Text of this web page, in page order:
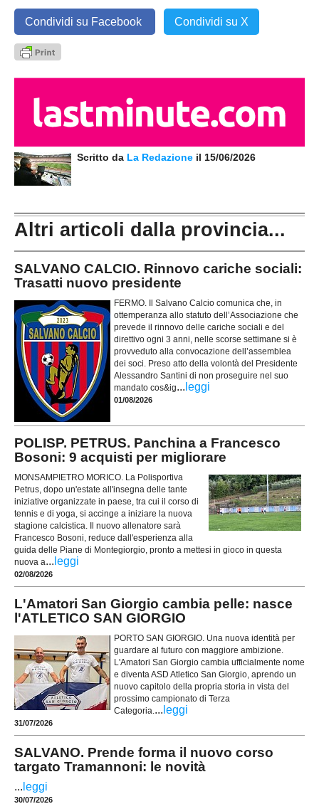
Condividi su Facebook Condividi su X
Scritto da La Redazione il 15/06/2026
Altri articoli dalla provincia...
SALVANO CALCIO. Rinnovo cariche sociali:
Trasatti nuovo presidente
FERMO. Il Salvano Calcio comunica che, in
ottemperanza allo statuto dell’Associazione che
prevede il rinnovo delle cariche sociali e del
direttivo ogni 3 anni, nelle scorse settimane si è
provveduto alla convocazione dell’assemblea
dei soci. Preso atto della volontà del Presidente
Alessandro Santini di non proseguire nel suo
mandato cos&ig... leggi
01/08/2026
POLISP. PETRUS. Panchina a Francesco
Bosoni: 9 acquisti per migliorare
MONSAMPIETRO MORICO. La Polisportiva
Petrus, dopo un'estate all'insegna delle tante
iniziative organizzate in paese, tra cui il corso di
tennis e di yoga, si accinge a iniziare la nuova
stagione calcistica. Il nuovo allenatore sarà
Francesco Bosoni, reduce dall'esperienza alla
guida delle Piane di Montegiorgio, pronto a mettesi in gioco in questa
nuova a... leggi
02/08/2026
L'Amatori San Giorgio cambia pelle: nasce
l'ATLETICO SAN GIORGIO
PORTO SAN GIORGIO. Una nuova identità per
guardare al futuro con maggiore ambizione.
L'Amatori San Giorgio cambia ufficialmente nome
e diventa ASD Atletico San Giorgio, aprendo un
nuovo capitolo della propria storia in vista del
prossimo campionato di Terza
Categoria.... leggi
31/07/2026
SALVANO. Prende forma il nuovo corso
targato Tramannoni: le novità
... leggi
30/07/2026